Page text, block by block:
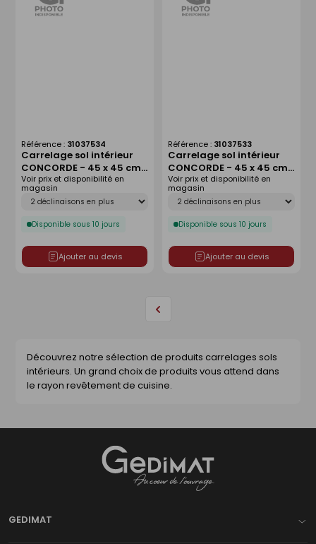
Carrelage sol intérieur
CONCORDE - 45 x 45 cm
ép.8 mm - beige
Référence : 31037534
Déclinaison
Disponible sous 10 jours
Voir prix et disponibilité en
magasin
Ajouter au devis
Carrelage sol intérieur
CONCORDE - 45 x 45 cm
ép.8 mm - blanc
Référence : 31037533
Déclinaison
Disponible sous 10 jours
Voir prix et disponibilité en
magasin
Ajouter au devis
Page
Découvrez notre sélection de produits carrelages sols
intérieurs. Un grand choix de produits vous attend dans
le rayon revêtement de cuisine.
GEDIMAT